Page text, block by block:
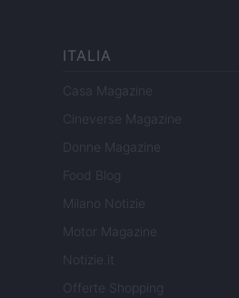
ITALIA
Casa Magazine
Cineverse Magazine
Donne Magazine
Food Blog
Milano Notizie
Motor Magazine
Notizie.it
Offerte Shopping